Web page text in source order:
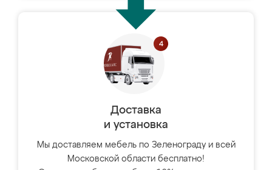
Доставка
и установка
Мы доставляем мебель по Зеленограду и всей
Московской области бесплатно!